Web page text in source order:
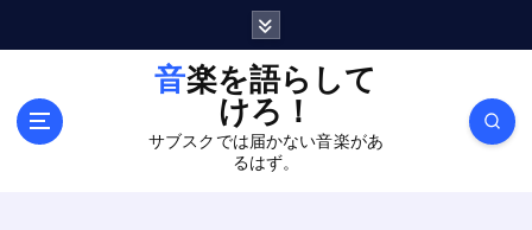
音楽を語らして
けろ！
サブスクでは届かない音楽があ
るはず。